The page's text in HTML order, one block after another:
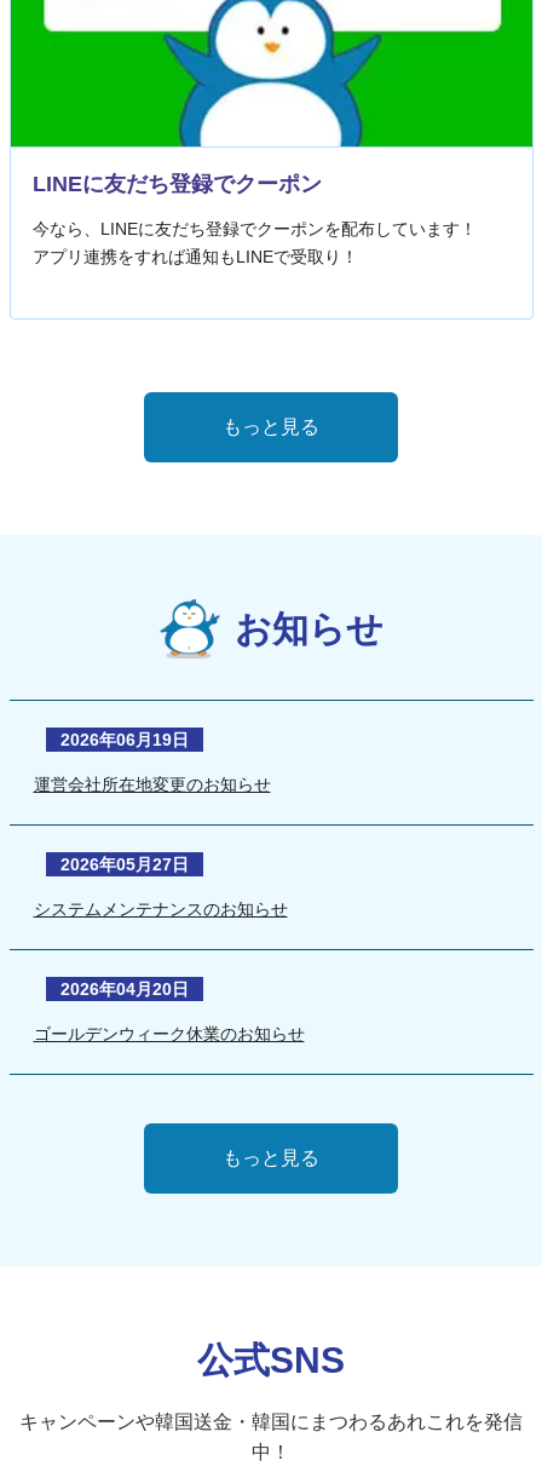
LINEに友だち登録でクーポン
今なら、LINEに友だち登録でクーポンを配布しています！
アプリ連携をすれば通知もLINEで受取り！
もっと見る
お知らせ
2026年06月19日
運営会社所在地変更のお知らせ
2026年05月27日
システムメンテナンスのお知らせ
2026年04月20日
ゴールデンウィーク休業のお知らせ
もっと見る
公式SNS
キャンペーンや韓国送金・韓国にまつわるあれこれを発信
中！